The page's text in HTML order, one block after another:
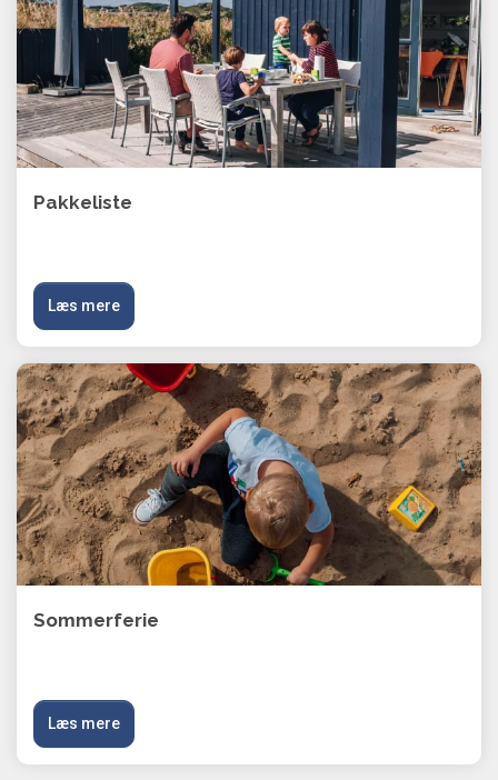
Pakkeliste
Læs mere
Sommerferie
Læs mere